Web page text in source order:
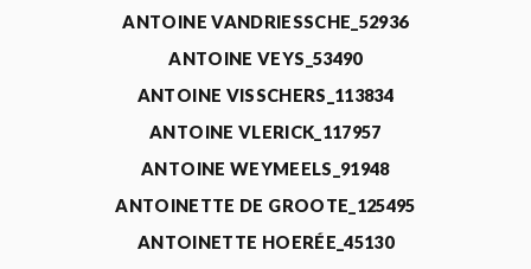
ANTOINE VANDRIESSCHE_52936
ANTOINE VEYS_53490
ANTOINE VISSCHERS_113834
ANTOINE VLERICK_117957
ANTOINE WEYMEELS_91948
ANTOINETTE DE GROOTE_125495
ANTOINETTE HOERÉE_45130